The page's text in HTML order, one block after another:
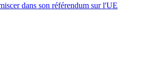
dans son référendum sur l'UE